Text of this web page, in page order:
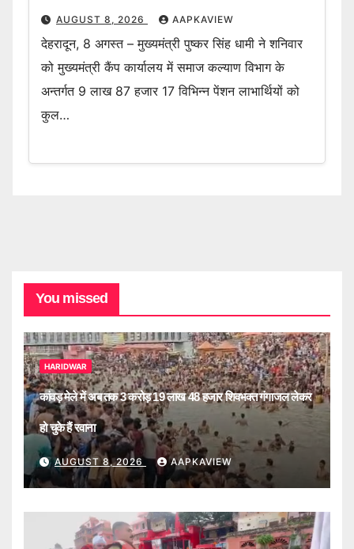
AUGUST 8, 2026 AAPKAVIEW
देहरादून, 8 अगस्त – मुख्यमंत्री पुष्कर सिंह धामी ने शनिवार
को मुख्यमंत्री कैंप कार्यालय में समाज कल्याण विभाग के
अन्तर्गत 9 लाख 87 हजार 17 विभिन्न पेंशन लाभार्थियों को
कुल…
You missed
HARIDWAR
कांवड़ मेले में अब तक 3 करोड़ 19 लाख 48 हजार शिवभक्त गंगाजल लेकर
हो चुके हैं रवाना
AUGUST 8, 2026 AAPKAVIEW